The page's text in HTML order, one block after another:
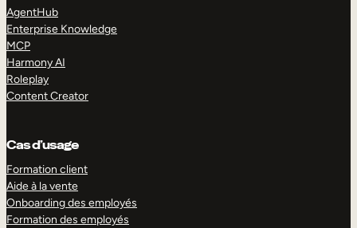
AgentHub
Enterprise Knowledge
MCP
Harmony AI
Roleplay
Content Creator
Cas d’usage
Formation client
Aide à la vente
Onboarding des employés
Formation des employés